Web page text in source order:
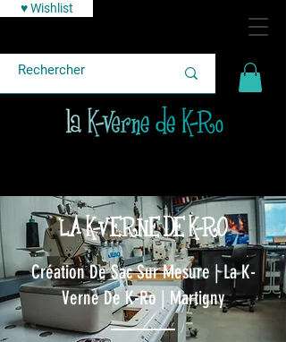
♥ Wishlist
LA K-VERNE DE K-RO
Création De Sac Sur Mesure | La K-
Verne De K-Ro | Martigny